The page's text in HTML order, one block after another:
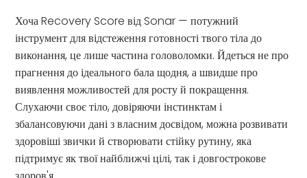
Хоча Recovery Score від Sonar — потужний
інструмент для відстеження готовності твого тіла до
виконання, це лише частина головоломки. Йдеться не про
прагнення до ідеального бала щодня, а швидше про
виявлення можливостей для росту й покращення.
Слухаючи своє тіло, довіряючи інстинктам і
збалансовуючи дані з власним досвідом, можна розвивати
здоровіші звички й створювати стійку рутину, яка
підтримує як твої найближчі цілі, так і довгострокове